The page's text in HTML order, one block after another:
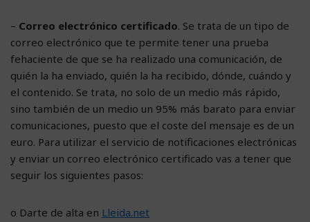
– Correo electrónico certificado. Se trata de un tipo de
correo electrónico que te permite tener una prueba
fehaciente de que se ha realizado una comunicación, de
quién la ha enviado, quién la ha recibido, dónde, cuándo y
el contenido. Se trata, no solo de un medio más rápido,
sino también de un medio un 95% más barato para enviar
comunicaciones, puesto que el coste del mensaje es de un
euro. Para utilizar el servicio de notificaciones electrónicas
y enviar un correo electrónico certificado vas a tener que
seguir los siguientes pasos:
o Darte de alta en Lleida.net